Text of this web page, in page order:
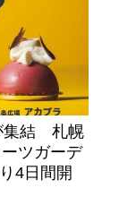
集結 札幌
ツガーデ
4日間開